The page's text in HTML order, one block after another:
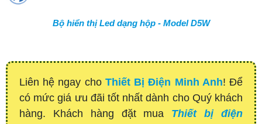
Bộ hiển thị Led dạng hộp - Model D5W
Liên hệ ngay cho Thiết Bị Điện Minh Anh! Để
có mức giá ưu đãi tốt nhất dành cho Quý khách
hàng. Khách hàng đặt mua Thiết bị điện